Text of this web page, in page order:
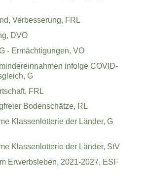
Verbesserung, FRL
DVO
- Ermächtigungen, VO
infolge COVID-
G
FRL
Bodenschätze, RL
Klassenlotterie der Länder, G
Klassenlotterie der Länder, StV
Erwerbsleben, 2021-2027, ESF